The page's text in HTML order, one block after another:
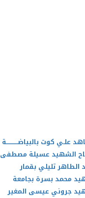
كوت بالبياضــــــــــــة
الشهيد عسيلة مصطفى
الطاهر تليلي بقمار
محمد بسرة بجامعة
جروني عيسى المغير